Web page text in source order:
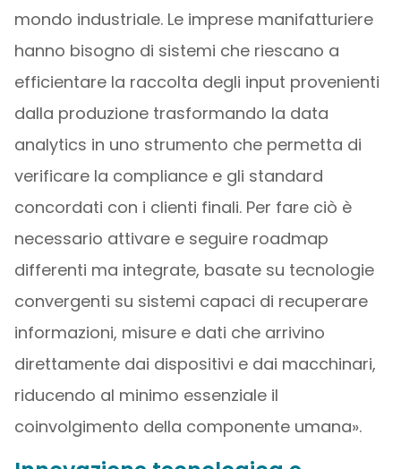
mondo industriale. Le imprese manifatturiere
hanno bisogno di sistemi che riescano a
efficientare la raccolta degli input provenienti
dalla produzione trasformando la data
analytics in uno strumento che permetta di
verificare la compliance e gli standard
concordati con i clienti finali. Per fare ciò è
necessario attivare e seguire roadmap
differenti ma integrate, basate su tecnologie
convergenti su sistemi capaci di recuperare
informazioni, misure e dati che arrivino
direttamente dai dispositivi e dai macchinari,
riducendo al minimo essenziale il
coinvolgimento della componente umana».